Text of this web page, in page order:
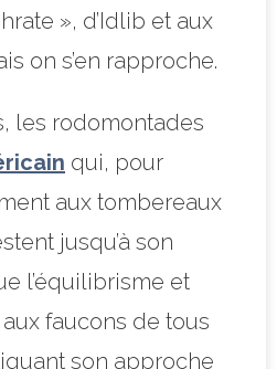
», d’Idlib et aux
on s’en rapproche.
les rodomontades
qui, pour
aux tombereaux
jusqu’à son
l’équilibrisme et
faucons de tous
son approche